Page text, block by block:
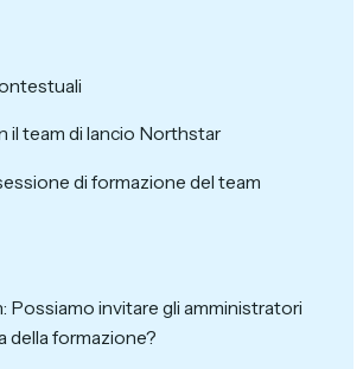
il team di lancio Northstar
di formazione del team
: Possiamo invitare gli amministratori
della formazione?